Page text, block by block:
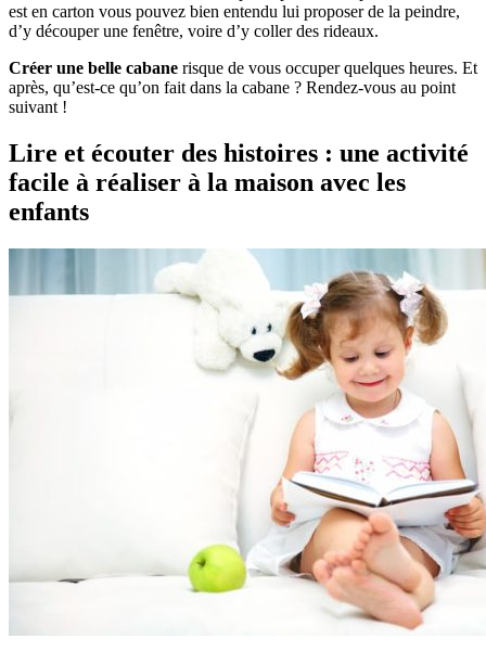
est en carton vous pouvez bien entendu lui proposer de la peindre,
d’y découper une fenêtre, voire d’y coller des rideaux.
Créer une belle cabane risque de vous occuper quelques heures. Et
après, qu’est-ce qu’on fait dans la cabane ? Rendez-vous au point
suivant !
Lire et écouter des histoires : une activité
facile à réaliser à la maison avec les
enfants